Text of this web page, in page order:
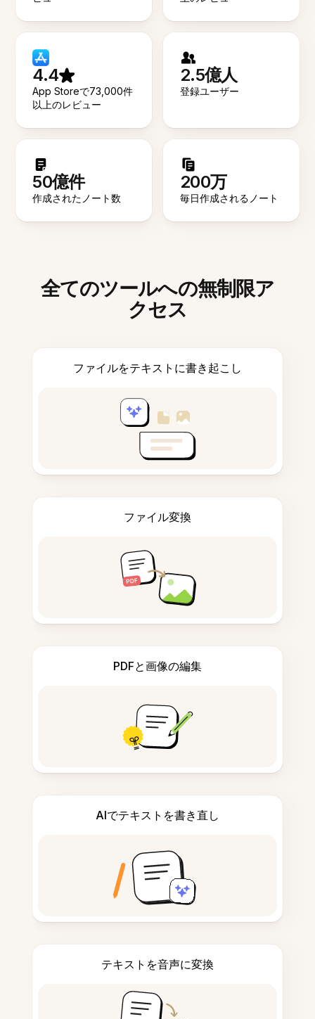
4.4
App Storeで73,000件
以上のレビュー
2.5億人
登録ユーザー
50億件
作成されたノート数
200万
毎日作成されるノート
全てのツールへの無制限ア
クセス
ファイルをテキストに書き起こし
ファイル変換
PDFと画像の編集
AIでテキストを書き直し
テキストを音声に変換